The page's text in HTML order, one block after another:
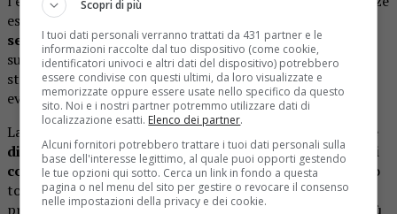
estive,il traffico aereo è destinato ad aumentare
sensibilmentee le compagnie temono nuove tensioni
sulla disponibilità di carburante. Gli aeroporti europei
stanno monitorando quotidianamente le forniture per
evitare ulteriori disagi ai passeggeri.
La Commissione europeasta valutando possibili misure
di emergenza per garantire continuità ai collegamenti
considerati strategici. Al momento non si parla di blocco
totale dei voli, ma di una gestione selettiva delle rotte,
privilegiando quelle economicamente e logisticamente più
Scopri di più
I tuoi dati personali verranno trattati da 431 partner e le
informazioni raccolte dal tuo dispositivo (come cookie,
identificatori univoci e altri dati del dispositivo) potrebbero
essere condivise con questi ultimi, da loro visualizzate e
memorizzate oppure essere usate nello specifico da questo
sito. Noi e i nostri partner potremmo utilizzare dati di
localizzazione esatti. Elenco dei partner.
Alcuni fornitori potrebbero trattare i tuoi dati personali sulla
base dell'interesse legittimo, al quale puoi opporti gestendo
le tue opzioni qui sotto. Cerca un link in fondo a questa
pagina o nel menu del sito per gestire o revocare il consenso
nelle impostazioni della privacy e dei cookie.